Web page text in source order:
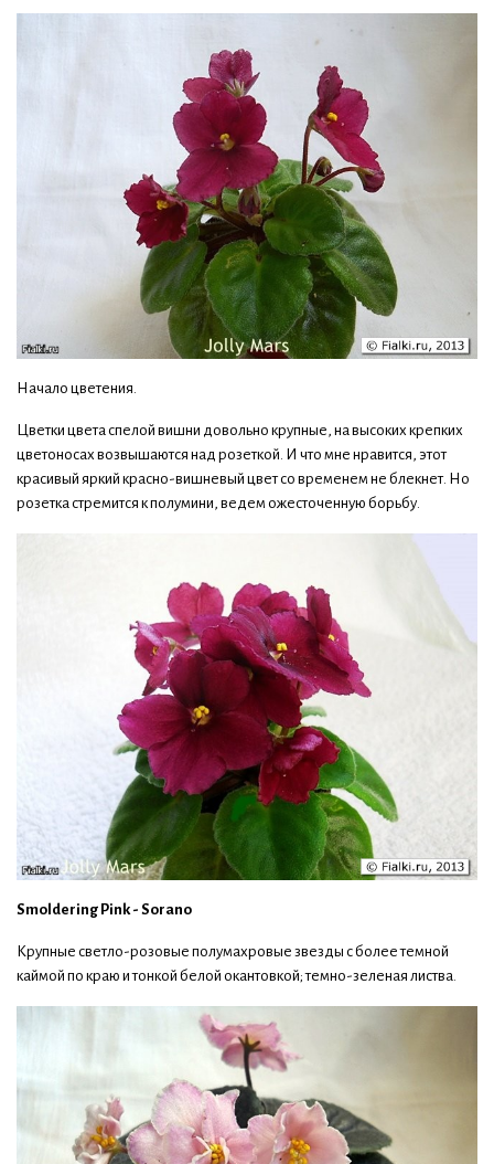
Начало цветения.
Цветки цвета спелой вишни довольно крупные, на высоких крепких
цветоносах возвышаются над розеткой. И что мне нравится, этот
красивый яркий красно-вишневый цвет со временем не блекнет. Но
розетка стремится к полумини, ведем ожесточенную борьбу.
Smoldering Pink - Sorano
Крупные светло-розовые полумахровые звезды с более темной
каймой по краю и тонкой белой окантовкой; темно-зеленая листва.